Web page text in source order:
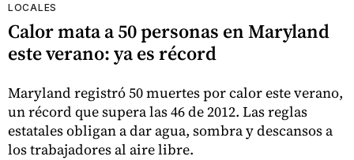
LOCALES
Calor mata a 50 personas en Maryland
este verano: ya es récord
Maryland registró 50 muertes por calor este verano,
un récord que supera las 46 de 2012. Las reglas
estatales obligan a dar agua, sombra y descansos a
los trabajadores al aire libre.